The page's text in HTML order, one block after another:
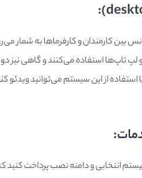
کارمندان و کارفرماها به شمار
از این سیستم می‌توانید
انتخابی و دامنه نصب پرداخت کنید